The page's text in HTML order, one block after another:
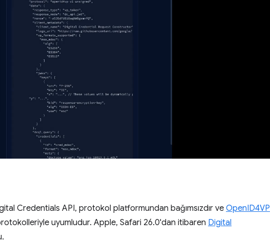
Credentials API, protokol platformundan bağımsızdır ve OpenID4VP
uyumludur. Apple, Safari 26.0'dan itibaren Digital